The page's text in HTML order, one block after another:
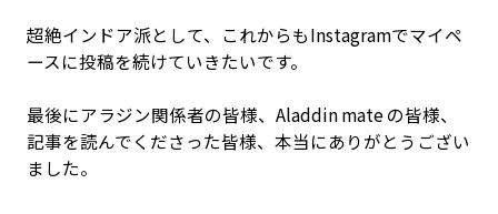
超絶インドア派として、これからもInstagramでマイペ
ースに投稿を続けていきたいです。
最後にアラジン関係者の皆様、Aladdin mate の皆様、
記事を読んでくださった皆様、本当にありがとうござい
ました。